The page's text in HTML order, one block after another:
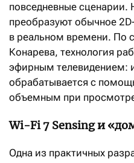
повседневные
преобразуют обычное
в реальном времени. По
Конарева, технология
эфирным телевидением:
обрабатывается с
объемным при
Wi-Fi 7 Sensing и
Одна из практичных